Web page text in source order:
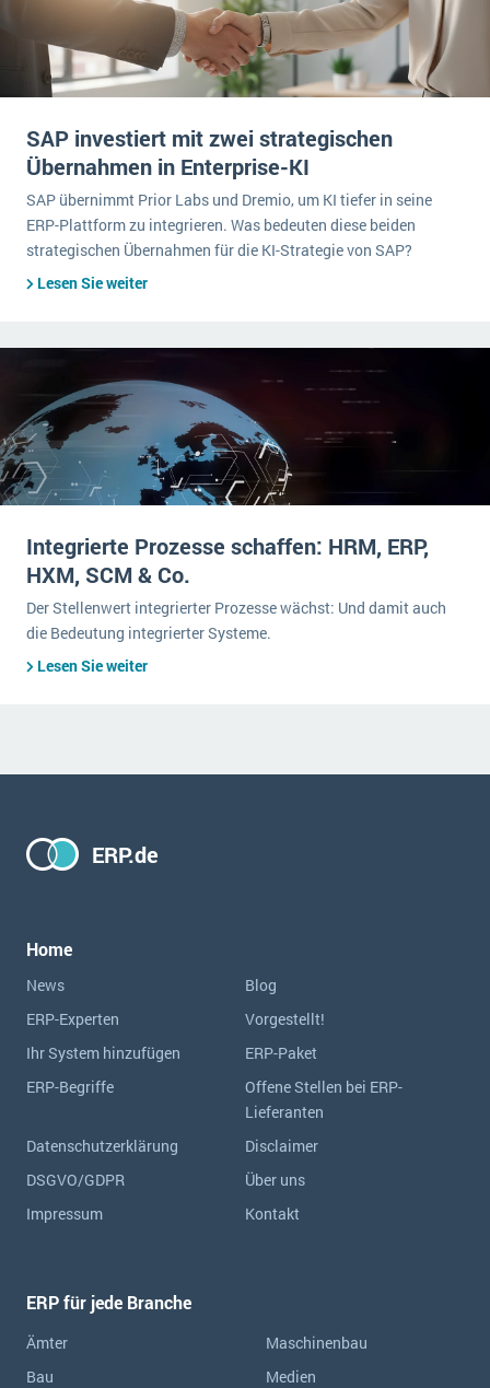
SAP investiert mit zwei strategischen
Übernahmen in Enterprise-KI
SAP übernimmt Prior Labs und Dremio, um KI tiefer in seine
ERP-Plattform zu integrieren. Was bedeuten diese beiden
strategischen Übernahmen für die KI-Strategie von SAP?
Lesen Sie weiter
Integrierte Prozesse schaffen: HRM, ERP,
HXM, SCM & Co.
Der Stellenwert integrierter Prozesse wächst: Und damit auch
die Bedeutung integrierter Systeme.
Lesen Sie weiter
ERP.de
Home
News
Blog
ERP-Experten
Vorgestellt!
Ihr System hinzufügen
ERP-Paket
ERP-Begriffe
Offene Stellen bei ERP-
Lieferanten
Datenschutzerklärung
Disclaimer
DSGVO/GDPR
Über uns
Impressum
Kontakt
ERP für jede Branche
Ämter
Bau
Maschinenbau
Medien